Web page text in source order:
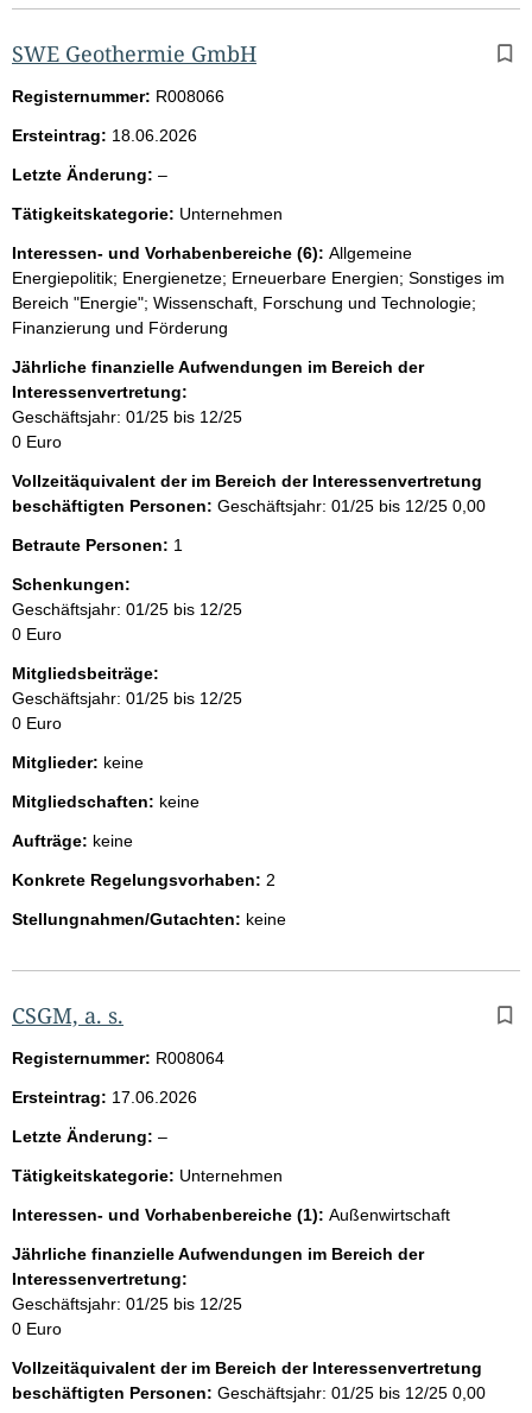
SWE Geothermie GmbH
Registernummer: R008066
Ersteintrag: 18.06.2026
Letzte Änderung: –l
e
r
Tätigkeitskategorie: Unternehmen
Interessen- und Vorhabenbereiche (6): Allgemeine
Energiepolitik; Energienetze; Erneuerbare Energien; Sonstiges im
Bereich "Energie"; Wissenschaft, Forschung und Technologie;
Finanzierung und Förderung
Jährliche finanzielle Aufwendungen im Bereich der
Interessenvertretung:
Geschäftsjahr: 01/25 bis 12/25
0 Euro
Vollzeitäquivalent der im Bereich der Interessenvertretung
beschäftigten Personen: Geschäftsjahr: 01/25 bis 12/25 0,00
Betraute Personen: 1
Schenkungen:
Geschäftsjahr: 01/25 bis 12/25
0 Euro
Mitgliedsbeiträge:
Geschäftsjahr: 01/25 bis 12/25
0 Euro
Mitglieder: keine
Mitgliedschaften: keine
Aufträge: keine
Konkrete Regelungsvorhaben: 2
Stellungnahmen/Gutachten: keine
CSGM, a. s.
Registernummer: R008064
Ersteintrag: 17.06.2026
Letzte Änderung: –l
e
r
Tätigkeitskategorie: Unternehmen
Interessen- und Vorhabenbereiche (1): Außenwirtschaft
Jährliche finanzielle Aufwendungen im Bereich der
Interessenvertretung:
Geschäftsjahr: 01/25 bis 12/25
0 Euro
Vollzeitäquivalent der im Bereich der Interessenvertretung
beschäftigten Personen: Geschäftsjahr: 01/25 bis 12/25 0,00